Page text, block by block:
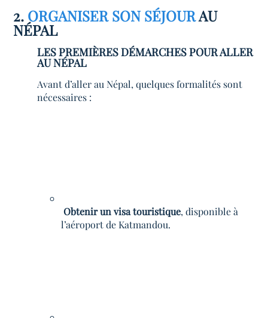
2. ORGANISER SON SÉJOURAU
NÉPAL
LES PREMIÈRES DÉMARCHES POUR ALLER
AU NÉPAL
Avant d’aller au Népal, quelques formalités sont
nécessaires :
Obtenir un visa touristique, disponible à
l’aéroport de Katmandou.